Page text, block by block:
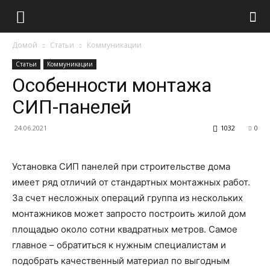
Домой Статьи Коммуникации
Статьи Коммуникации
Особенности монтажа
СИП-панелей
24.06.2021 0
1032
Установка СИП панелей при строительстве дома
имеет ряд отличий от стандартных монтажных работ.
За счет несложных операций группа из нескольких
монтажников может запросто построить жилой дом
площадью около сотни квадратных метров. Самое
главное – обратиться к нужным специалистам и
подобрать качественный материал по выгодным